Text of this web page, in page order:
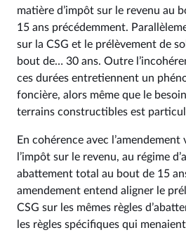
matière d’impôt sur le revenu au
15 ans précédemment.
sur la CSG et le prélèvement de
bout de… 30 ans. Outre
ces durées entretiennent un
foncière, alors même que le
terrains constructibles est
En cohérence avec
l’impôt sur le revenu, au régime
abattement total au bout de 15
amendement entend aligner le
CSG sur les mêmes règles
les règles spécifiques qui